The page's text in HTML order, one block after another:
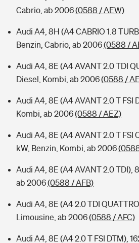
Cabrio, ab 2006(0588 / AEW)
Audi A4, 8H (A4 CABRIO 1.8
Benzin, Cabrio, ab 2006(0588 /
Audi A4, 8E (A4 AVANT 2.0 TDI
Diesel, Kombi, ab 2006(0588 /
Audi A4, 8E (A4 AVANT 2.0 T FSI
Kombi, ab 2006(0588 / AEZ)
Audi A4, 8E (A4 AVANT 2.0 T FSI
kW, Benzin, Kombi, ab 2006
Audi A4, 8E (A4 AVANT 2.0 TDI),
ab 2006(0588 / AFB)
Audi A4, 8E (A4 2.0 TDI
Limousine, ab 2006(0588 / AFC)
Audi A4, 8E (A4 2.0 T FSI DTM),